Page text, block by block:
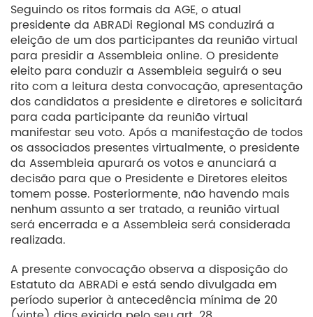
Seguindo os ritos formais da AGE, o atual
presidente da ABRADi Regional MS conduzirá a
eleição de um dos participantes da reunião virtual
para presidir a Assembleia online. O presidente
eleito para conduzir a Assembleia seguirá o seu
rito com a leitura desta convocação, apresentação
dos candidatos a presidente e diretores e solicitará
para cada participante da reunião virtual
manifestar seu voto. Após a manifestação de todos
os associados presentes virtualmente, o presidente
da Assembleia apurará os votos e anunciará a
decisão para que o Presidente e Diretores eleitos
tomem posse. Posteriormente, não havendo mais
nenhum assunto a ser tratado, a reunião virtual
será encerrada e a Assembleia será considerada
realizada.
A presente convocação observa a disposição do
Estatuto da ABRADi e está sendo divulgada em
período superior à antecedência mínima de 20